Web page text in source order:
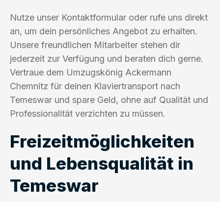
Nutze unser Kontaktformular oder rufe uns direkt
an, um dein persönliches Angebot zu erhalten.
Unsere freundlichen Mitarbeiter stehen dir
jederzeit zur Verfügung und beraten dich gerne.
Vertraue dem Umzugskönig Ackermann
Chemnitz für deinen Klaviertransport nach
Temeswar und spare Geld, ohne auf Qualität und
Professionalität verzichten zu müssen.
Freizeitmöglichkeiten
und Lebensqualität in
Temeswar